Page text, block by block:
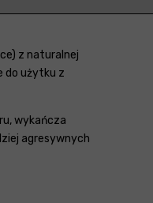
z naturalnej
do użytku z
wykańcza
agresywnych